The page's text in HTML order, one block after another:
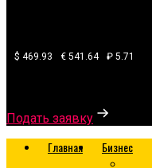
$ 469.93 € 541.64 ₽ 5.71
Подать заявку
Главная Бизнес